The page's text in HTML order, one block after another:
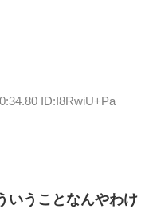
ID:I8RwiU+Pa
いうことなんやわけ